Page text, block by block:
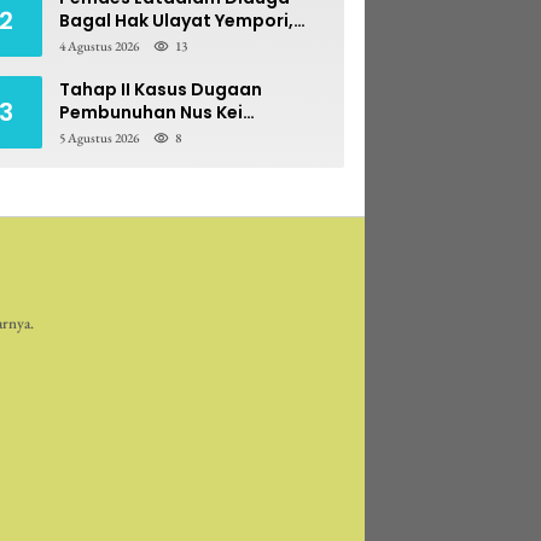
2
Bagal Hak Ulayat Yempori,
Prona BPN Terseret Bara
4 Agustus 2026 13
3
Tahap II Kasus Dugaan
Pembunuhan Nus Kei
Dilimpahkan ke PN Ambon
5 Agustus 2026 8